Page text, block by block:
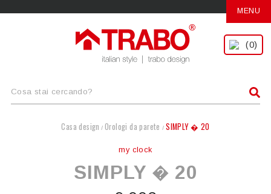
MENU
(0)
Casa design / Orologi da parete/SIMPLY � 20
my clock
SIMPLY � 20